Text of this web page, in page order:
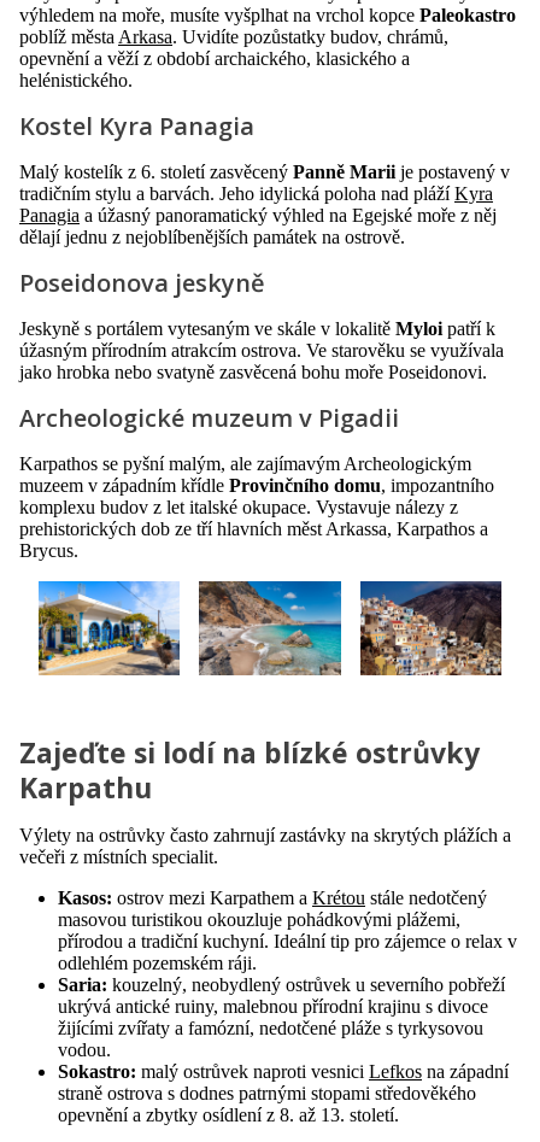
výhledem na moře, musíte vyšplhat na vrchol kopce Paleokastro
poblíž města Arkasa. Uvidíte pozůstatky budov, chrámů,
opevnění a věží z období archaického, klasického a
helénistického.
Kostel Kyra Panagia
Malý kostelík z 6. století zasvěcený Panně Marii je postavený v
tradičním stylu a barvách. Jeho idylická poloha nad plážíKyra
Panagia a úžasný panoramatický výhled na Egejské moře z něj
dělají jednu z nejoblíbenějších památek na ostrově.
Poseidonova jeskyně
Jeskyně s portálem vytesaným ve skále v lokalitě Myloi patří k
úžasným přírodním atrakcím ostrova. Ve starověku se využívala
jako hrobka nebo svatyně zasvěcená bohu moře Poseidonovi.
Archeologické muzeum v Pigadii
Karpathos se pyšní malým, ale zajímavým Archeologickým
muzeem v západním křídle Provinčního domu, impozantního
komplexu budov z let italské okupace. Vystavuje nálezy z
prehistorických dob ze tří hlavních měst Arkassa, Karpathos a
Brycus.
Zajeďte si lodí na blízké ostrůvky
Karpathu
Výlety na ostrůvky často zahrnují zastávky na skrytých plážích a
večeři z místních specialit.
Kasos: ostrov mezi Karpathem a Krétou stále nedotčený
masovou turistikou okouzluje pohádkovými plážemi,
přírodou a tradiční kuchyní. Ideální tip pro zájemce o relax v
odlehlém pozemském ráji.
Saria: kouzelný, neobydlený ostrůvek u severního pobřeží
ukrývá antické ruiny, malebnou přírodní krajinu s divoce
žijícími zvířaty a famózní, nedotčené pláže s tyrkysovou
vodou.
Sokastro: malý ostrůvek naproti vesnici Lefkos na západní
straně ostrova s dodnes patrnými stopami středověkého
opevnění a zbytky osídlení z 8. až 13. století.